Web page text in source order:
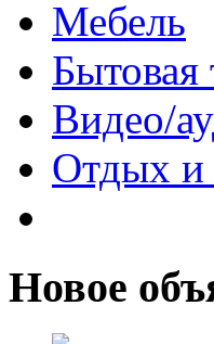
Мебель
Бытовая
Видео/
Отдых
Новое